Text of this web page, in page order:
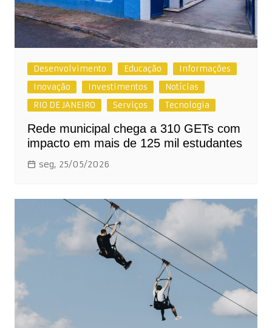
Desenvolvimento Educação
Informações
Inovação
Investimentos
Notícias
RIO DE JANEIRO
Serviços Tecnologia
Rede municipal chega a 310 GETs com
impacto em mais de 125 mil estudantes
seg, 25/05/2026